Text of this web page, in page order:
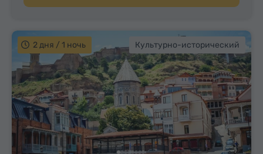
2 дня / 1 ночь Культурно-исторический